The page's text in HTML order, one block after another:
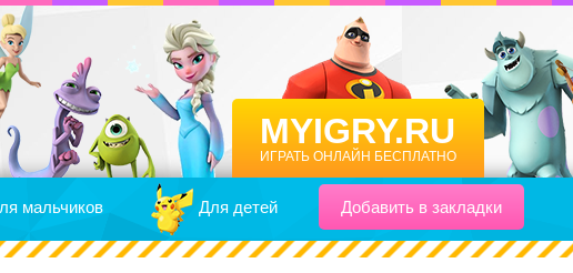
MYIGRY.RU
ИГРАТЬ ОНЛАЙН БЕСПЛАТНО
мальчиков Для детей Добавить в закладки